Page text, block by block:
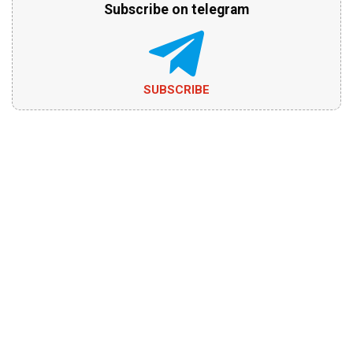
Subscribe on telegram
SUBSCRIBE